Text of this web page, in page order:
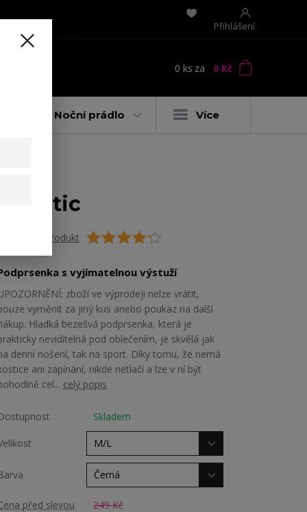
Přihlášení
0 ks za 0 Kč
Noční prádlo Více
kostic
produkt
s vyjímatelnou výstuží
zboží ve výprodeji nelze vrátit,
vyměnit za jiný kus anebo poukaz na další
Hladká bezešvá podprsenka, která je
neviditelná pod oblečením, je skvělá jak
denní nošení, tak na sport. Díky tomu, že nemá
ani zapínání, nikde netlačí a lze v ní být
cel... celý popis
Skladem
před slevou
249 Kč